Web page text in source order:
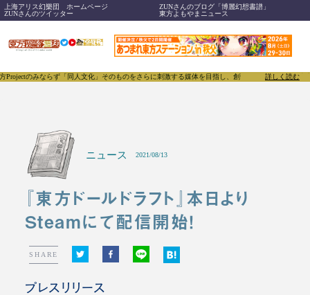
上海アリス幻樂団 ホームページ
ZUNさんのブログ「博麗幻想書譜」
ZUNさんのツイッター
東方よもやまニュース
「同人文化」そのものをさらに刺激する媒体を目指し、創刊いたします。 東方我楽多叢誌(
詳しく読む
ニュース 2021/08/13
『東方ドールドラフト』本日より
Steamにて配信開始！
SHARE
プレスリリース